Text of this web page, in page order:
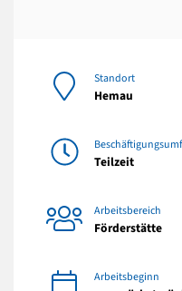
Standort
Hemau
Teilzeit
Arbeitsbereich
Förderstätte
Arbeitsbeginn